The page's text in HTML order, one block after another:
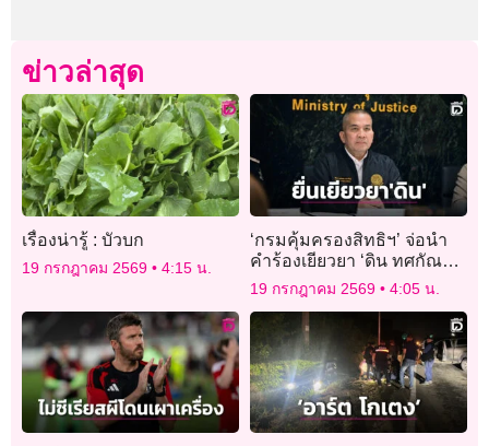
ข่าวล่าสุด
เรื่องน่ารู้ : บัวบก
19 กรกฎาคม 2569 4:15 น.
‘กรมคุ้มครองสิทธิฯ’ จ่อนำ
คำร้องเยียวยา ‘ดิน ทศกัณฐ์’
เสนอคณะอนุกรรมการฯ 20
19 กรกฎาคม 2569 4:05 น.